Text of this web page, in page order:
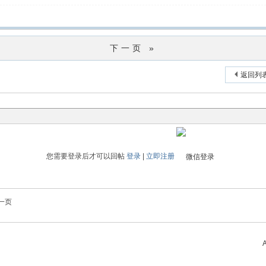
下一页 »
返回列
您需要登录后才可以回帖 登录 立即注册
页